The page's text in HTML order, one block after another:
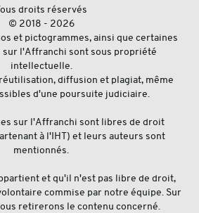
droits réservés
© 2018 - 2026
et pictogrammes, ainsi que certaines
sur l'Affranchi sont sous propriété
intellectuelle.
diffusion et plagiat, même
d'une poursuite judiciaire.
sur l'Affranchi sont libres de droit
à l'IHT) et leurs auteurs sont
mentionnés.
et qu'il n'est pas libre de droit,
commise par notre équipe. Sur
retirerons le contenu concerné.